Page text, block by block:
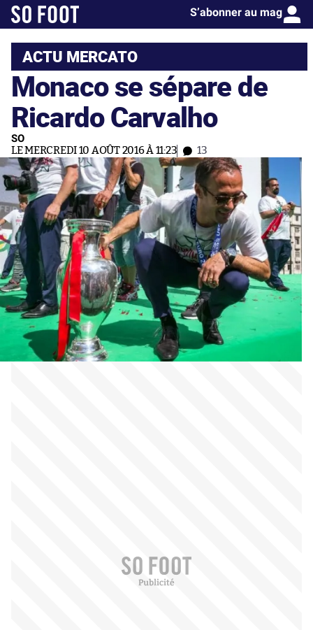
S’abonner au mag
ACTU MERCATO
Monaco se sépare de
Ricardo Carvalho
SO
LE MERCREDI 10 AOÛT 2016 À 11:23 13